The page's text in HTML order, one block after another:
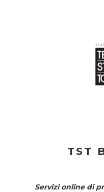
TST
Servizi online di